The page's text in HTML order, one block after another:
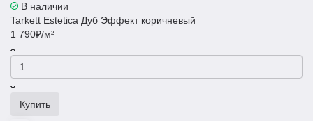
В наличии
Tarkett Estetica Дуб Эффект коричневый
1 790₽/м²
Купить